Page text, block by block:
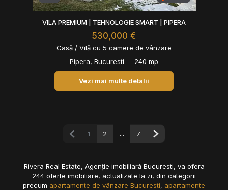
VILA PREMIUM | TEHNOLOGIE SMART | PIPERA
530,000 €
Casă / Vilă cu 5 camere de vânzare
Pipera, Bucuresti
240 mp
Vezi mai multe detalii
Pagina anterioară
1 2 ... 7 Pagina următoare
Rivera Real Estate, Agenție imobiliară Bucuresti, va ofera
244 oferte imobiliare, actualizate la zi, din categorii
precum apartamente de vânzare Bucuresti, apartamente